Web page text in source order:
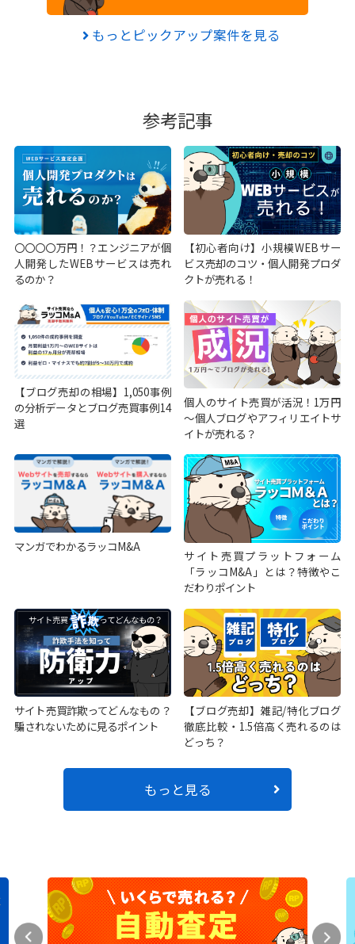
もっとピックアップ案件を見る
参考記事
〇〇〇〇万円！？エンジニアが個
人開発したWEBサービスは売れ
るのか？
【初心者向け】小規模WEBサー
ビス売却のコツ・個人開発プロダ
クトが売れる！
【ブログ売却の相場】1,050事例
の分析データとブログ売買事例14
選
個人のサイト売買が活況！1万円
～個人ブログやアフィリエイトサ
イトが売れる？
マンガでわかるラッコM&A
サイト売買プラットフォーム
「ラッコM&A」とは？特徴やこ
だわりポイント
サイト売買詐欺ってどんなもの？
騙されないために見るポイント
【ブログ売却】雑記/特化ブログ
徹底比較・1.5倍高く売れるのは
どっち？
もっと見る